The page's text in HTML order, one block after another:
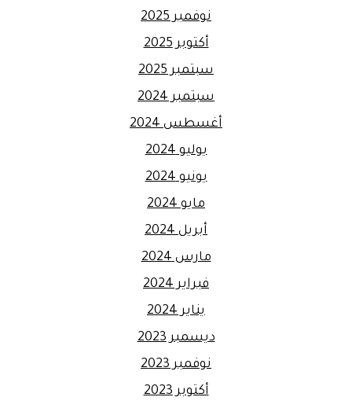
نوفمبر 2025
أكتوبر 2025
سبتمبر 2025
سبتمبر 2024
أغسطس 2024
يوليو 2024
يونيو 2024
مايو 2024
أبريل 2024
مارس 2024
فبراير 2024
يناير 2024
ديسمبر 2023
نوفمبر 2023
أكتوبر 2023